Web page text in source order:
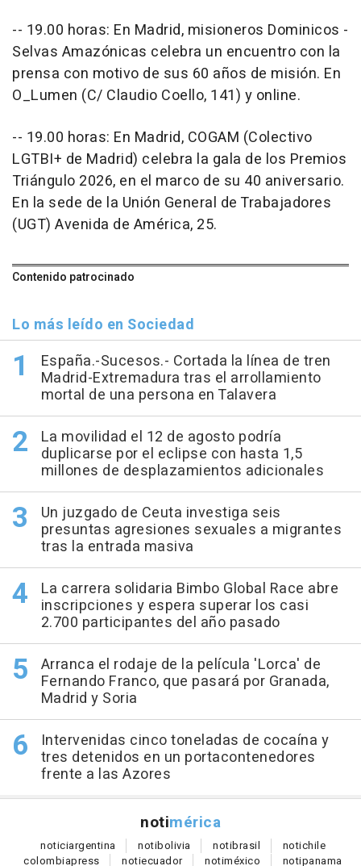
-- 19.00 horas: En Madrid, misioneros Dominicos -
Selvas Amazónicas celebra un encuentro con la
prensa con motivo de sus 60 años de misión. En
O_Lumen (C/ Claudio Coello, 141) y online.
-- 19.00 horas: En Madrid, COGAM (Colectivo
LGTBI+ de Madrid) celebra la gala de los Premios
Triángulo 2026, en el marco de su 40 aniversario.
En la sede de la Unión General de Trabajadores
(UGT) Avenida de América, 25.
Contenido patrocinado
Lo más leído en Sociedad
España.-Sucesos.- Cortada la línea de tren
Madrid-Extremadura tras el arrollamiento
mortal de una persona en Talavera
La movilidad el 12 de agosto podría
duplicarse por el eclipse con hasta 1,5
millones de desplazamientos adicionales
Un juzgado de Ceuta investiga seis
presuntas agresiones sexuales a migrantes
tras la entrada masiva
La carrera solidaria Bimbo Global Race abre
inscripciones y espera superar los casi
2.700 participantes del año pasado
Arranca el rodaje de la película 'Lorca' de
Fernando Franco, que pasará por Granada,
Madrid y Soria
Intervenidas cinco toneladas de cocaína y
tres detenidos en un portacontenedores
frente a las Azores
notimérica
noticiargentina notibolivia notibrasil notichile
colombiapress notiecuador notiméxico notipanama